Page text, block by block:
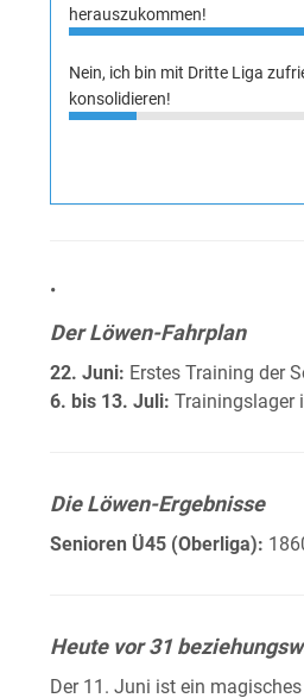
herauszukommen!
Nein, ich bin mit Dritte Liga
konsolidieren!
•
Der Löwen-Fahrplan
22. Juni: Erstes Training der
6. bis 13. Juli: Trainingslager
Die Löwen-Ergebnisse
Senioren Ü45 (Oberliga):
Heute vor 31
Der 11. Juni ist ein